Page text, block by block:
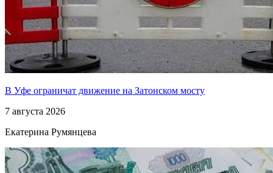
В Уфе ограничат движение на Затонском мосту
7 августа 2026
Екатерина Румянцева